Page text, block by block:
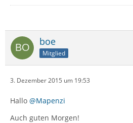
boe
Mitglied
3. Dezember 2015 um 19:53
Hallo @Mapenzi
Auch guten Morgen!